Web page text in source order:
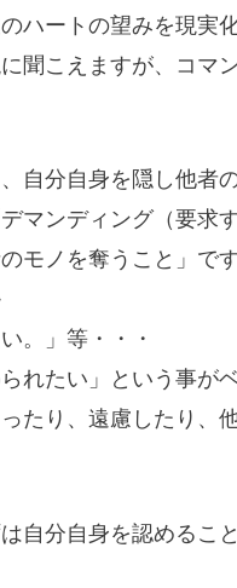
ハートの望みを現実
聞こえますが、コマ
自分自身を隠し他者
マンディング（要求
モノを奪うこと」で
。」等・・・
れたい」という事が
たり、遠慮したり、
自分自身を認めるこ